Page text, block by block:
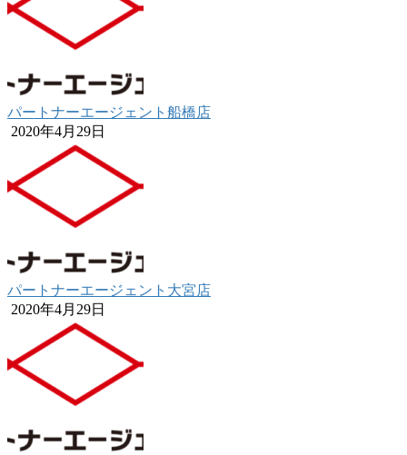
パートナーエージェント船橋店
2020年4月29日
パートナーエージェント大宮店
2020年4月29日